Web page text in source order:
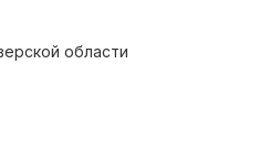
области